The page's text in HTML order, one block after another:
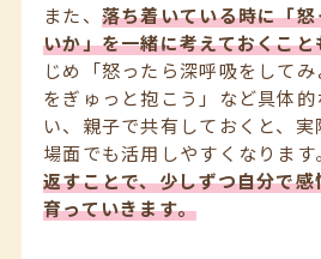
また、 落ち着いている時に「
いか」を一緒に考えておくこ
じめ「怒ったら深呼吸をして
をぎゅっと抱こう」など具体
い、親子で共有しておくと、
場面でも活用しやすくなります
返すことで、少しずつ自分で
育っていきます。